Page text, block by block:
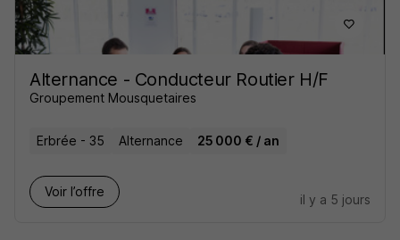
Alternance - Conducteur Routier H/F
Groupement Mousquetaires
Erbrée - 35 Alternance 25 000 € / an
Voir l’offre
il y a 5 jours